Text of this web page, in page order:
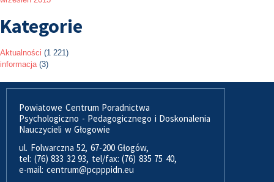
Kategorie
Aktualności (1 221)
informacja(3)
Powiatowe Centrum Poradnictwa
Psychologiczno - Pedagogicznego i Doskonalenia
Nauczycieli w Głogowie
ul. Folwarczna 52, 67-200 Głogów,
tel: (76) 833 32 93, tel/fax: (76) 835 75 40,
e-mail: centrum@pcpppidn.eu